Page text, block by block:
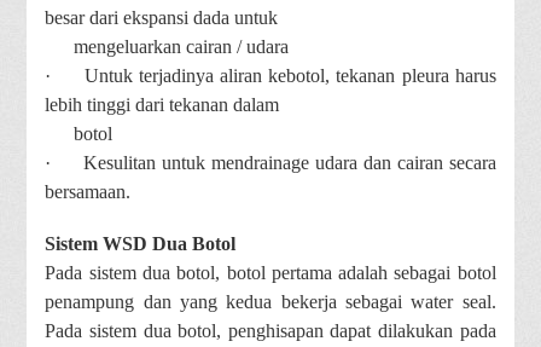
besar dari ekspansi dada untuk
mengeluarkan cairan / udara
·
Untuk terjadinya aliran kebotol, tekanan pleura harus
lebih tinggi dari tekanan dalam
botol
·
Kesulitan untuk mendrainage udara dan cairan secara
bersamaan.
Sistem WSD Dua Botol
Pada sistem dua botol, botol pertama adalah sebagai botol
penampung dan yang kedua bekerja sebagai water seal.
Pada sistem dua botol, penghisapan dapat dilakukan pada